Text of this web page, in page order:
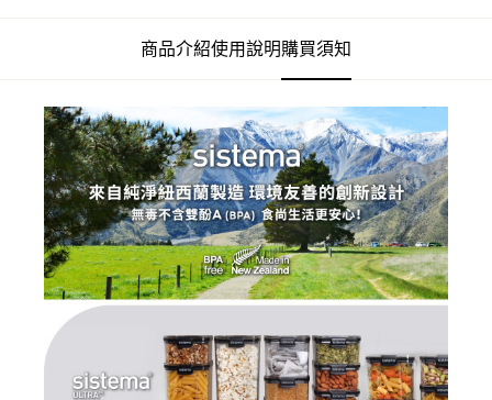
商品介紹使用說明購買須知